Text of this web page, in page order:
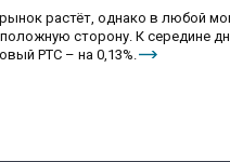
растёт, однако в любой
сторону. К середине
РТС – на 0,13%.